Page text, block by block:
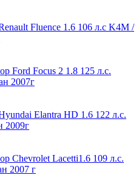
Fluence 1.6 106 л.с K4M /
Ford Focus 2 1.8 125 л.с.
2007г
Elantra HD 1.6 122 л.с.
2009г
Chevrolet Lacetti1.6 109 л.с.
2007 г